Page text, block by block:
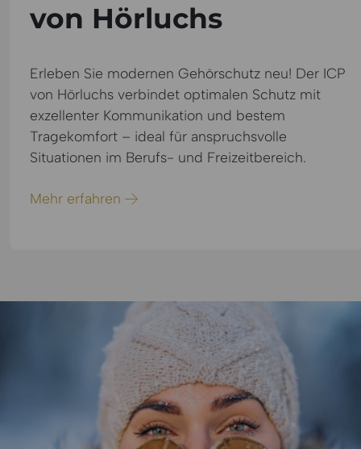
von Hörluchs
Erleben Sie modernen Gehörschutz neu! Der ICP
von Hörluchs verbindet optimalen Schutz mit
exzellenter Kommunikation und bestem
Tragekomfort – ideal für anspruchsvolle
Situationen im Berufs- und Freizeitbereich.
Mehr erfahren